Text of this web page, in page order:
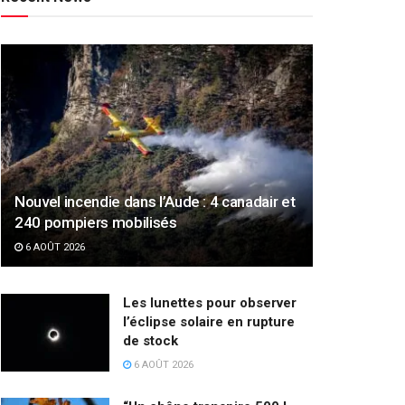
Nouvel incendie dans l’Aude : 4 canadair et
240 pompiers mobilisés
6 AOÛT 2026
Les lunettes pour observer
l’éclipse solaire en rupture
de stock
6 AOÛT 2026